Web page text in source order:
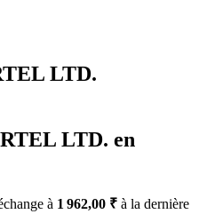
LTD.
LTD. en
à 1 962,00 ₹ à la dernière